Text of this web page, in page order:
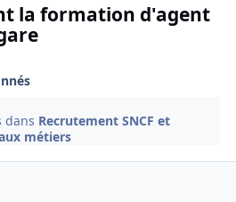
la formation d'agent
dans Recrutement SNCF et
métiers